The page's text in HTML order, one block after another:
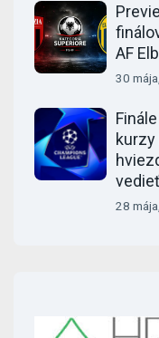
AF
30
kurzy
vedieť
28